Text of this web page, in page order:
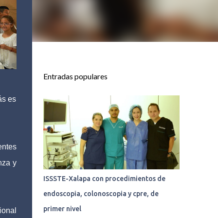
es
y
Entradas populares
ISSSTE-Xalapa con procedimientos de
endoscopia, colonoscopia y cpre, de
primer nivel